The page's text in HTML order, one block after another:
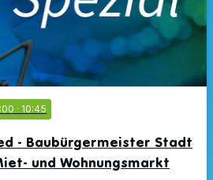
· 10:45
- Baubürgermeister Stadt
und Wohnungsmarkt